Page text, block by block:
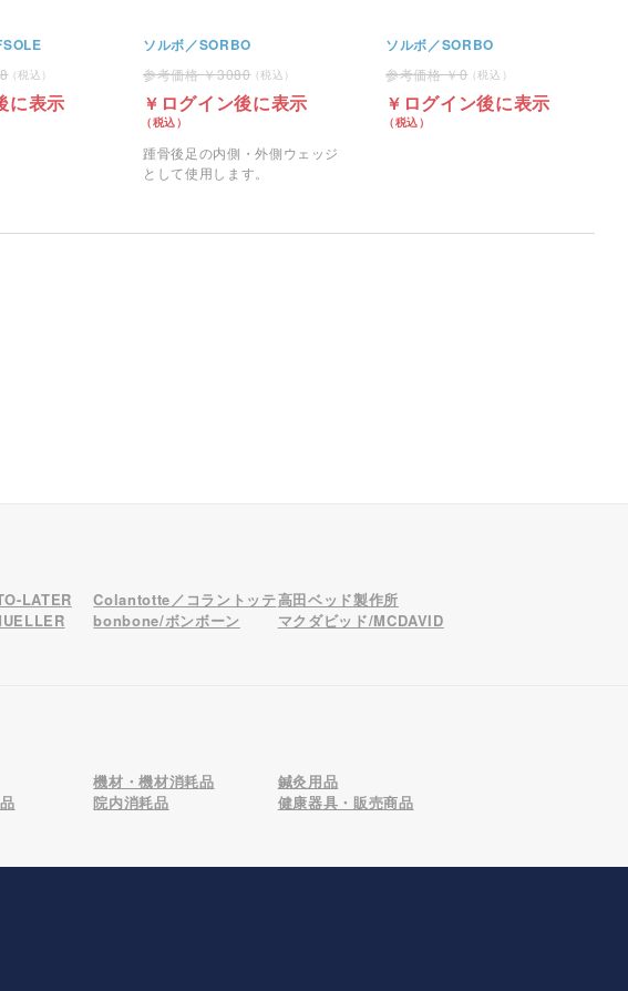
に表示
ソルボ／SORBO
3080
ログイン後に表示
踵骨後足の内側・外側ウェッジ
として使用します。
ソルボ／SORBO
0
ログイン後に表示
LATER Colantotte／コラントッテ高田ベッド製作所
bonbone/ボンボーン
マクダビッド/MCDAVID
機材・機材消耗品
鍼灸用品
院内消耗品
健康器具・販売商品